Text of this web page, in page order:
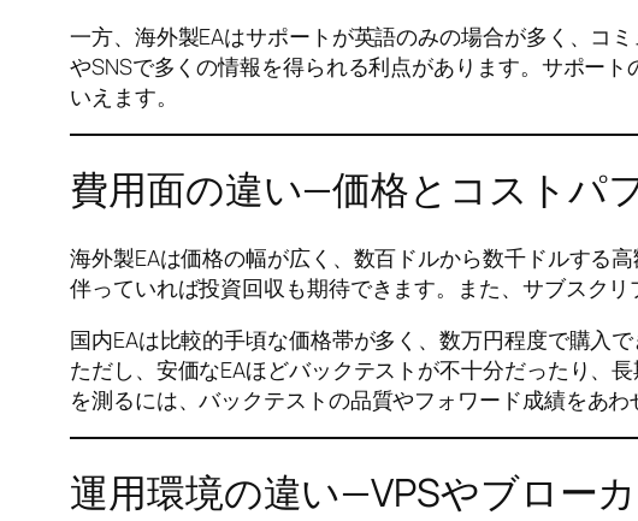
一方、海外製EAはサポートが英語のみの場合が多く、コ
やSNSで多くの情報を得られる利点があります。サポー
いえます。
費用面の違い—価格とコストパ
海外製EAは価格の幅が広く、数百ドルから数千ドルする
伴っていれば投資回収も期待できます。また、サブスク
国内EAは比較的手頃な価格帯が多く、数万円程度で購入
ただし、安価なEAほどバックテストが不十分だったり、
を測るには、バックテストの品質やフォワード成績をあわ
運用環境の違い—VPSやブロー